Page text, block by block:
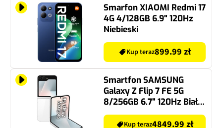
Smarfon XIAOMI Redmi 17
4G 4/128GB 6.9" 120Hz
Niebieski
Kup teraz899.99 zł
Smartfon SAMSUNG
Galaxy Z Flip 7 FE 5G
8/256GB 6.7" 120Hz Biały
Kup teraz4849.99 zł